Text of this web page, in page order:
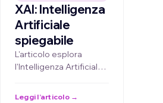
XAI: Intelligenza
Artificiale
spiegabile
L'articolo esplora
l'Intelligenza Artificiale
Leggi l’articolo →